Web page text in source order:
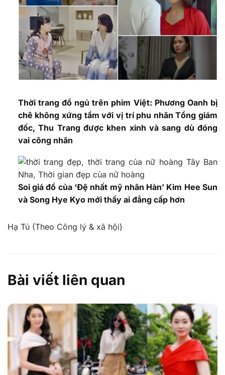
Thời trang đồ ngủ trên phim Việt: Phương Oanh bị
chê không xứng tầm với vị trí phu nhân Tổng giám
đốc, Thu Trang được khen xinh và sang dù đóng
vai công nhân
Soi giá đồ của ‘Đệ nhất mỹ nhân Hàn’ Kim Hee Sun
và Song Hye Kyo mới thấy ai đẳng cấp hơn
Hạ Tú (Theo Công lý & xã hội)
Bài viết liên quan